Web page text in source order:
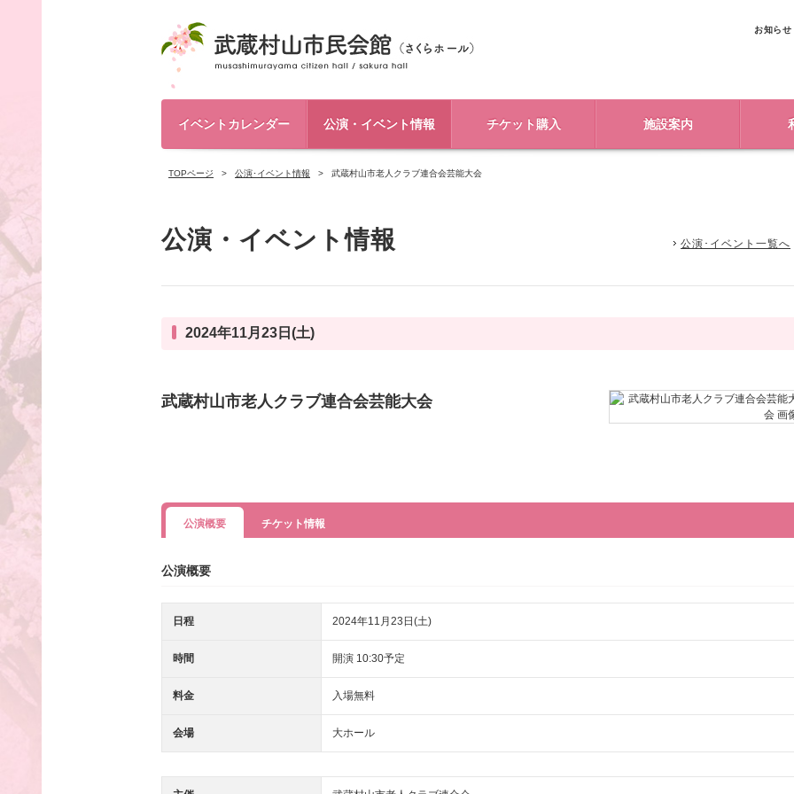
お知らせ
イベントカレンダー 公演・イベント情報 チケット購入 施設案内
TOPページ 公演･イベント情報 武蔵村山市老人クラブ連合会芸能大会
公演・イベント情報 公演･イベント一覧へ
2024年11月23日(土)
武蔵村山市老人クラブ連合会芸能大会
公演概要 チケット情報
公演概要
日程 2024年11月23日(土)
時間 開演 10:30予定
料金 入場無料
会場 大ホール